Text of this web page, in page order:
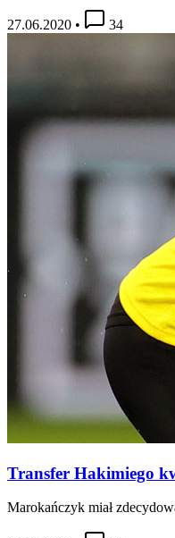
27.06.2020 • 34
Transfer Hakimiego
Marokańczyk miał